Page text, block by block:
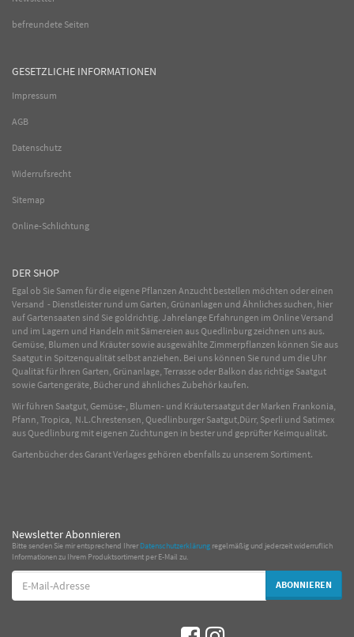
befreundete Seiten
GESETZLICHE INFORMATIONEN
Impressum
AGB
Datenschutz
Widerrufsrecht
Sitemap
Online-Schlichtung
DER SHOP
Egal ob Sie Samen für die eigene Pflanzen Anzucht bestellen möchten oder einen
Versand - Dienstleister rund um Garten, Grünanlagen und Ähnliches suchen, hier
auf Gartensaaten sind Sie goldrichtig. Jahrelange Erfahrungen im OnlineVersand
und im Lagern und Handeln mit Sämereien aus Quedlinburg zeichnen uns aus.
Gemüse, Blumen und Kräuter sowie ausgewählteZimmerpflanzen können Sie aus
Saatgut in Spitzenqualität selbst anziehen. Bei uns können Sie rund um die Uhr
Qualität für Ihren Garten, Grünanlage, Terrasse oder Balkon das richtige Saatgut
sowie Gartengeräte, Bücher und ähnliches Zubehör kaufen.
Wir führen Saatgut, Gemüse-, Blumen- und Kräutersaatgut der Marken Frankonia,
Pfann, Tropica, N.L.Chrestensen, Quedlinburger Saatgut,Dürr, Sperli und Satimex
aus Quedlinburg mit eigenen Züchtungen in bester und geprüfter Keimqualität.
Gartenbücher des Garant Verlages gehören ebenfalls zu unserem Sortiment.
Newsletter Abonnieren
Bitte senden Sie mir entsprechend IhrerDatenschutzerklärung regelmäßig und jederzeit widerruflich
Informationen zu Ihrem Produktsortiment per E-Mail zu.
E-
Mail-
Adresse
ABONNIEREN